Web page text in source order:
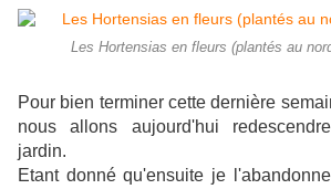
Les Hortensias en fleurs (plantés au
Pour bien terminer cette dernière
nous allons aujourd'hui
jardin.
Etant donné qu'ensuite je